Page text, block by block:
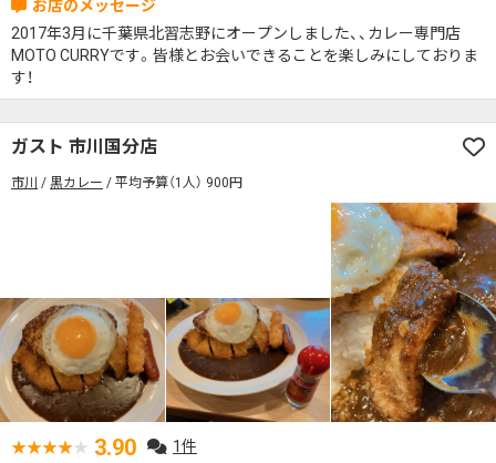
テラス席ペット可 子連れ・赤ちゃんOK
カレー専門店 辛さが選べるお店
キッズメニューあり ポイント貯まる・使える
カード決済可
#本日のカレー見た！で特典あり
デリバリー対応
カウンター席あり テーブル席あり テラス席あり
検索する
2017年3月に千葉県北習志野にオープンしました、、カレー専門店
MOTO CURRYです。皆様とお会いできることを楽しみにしておりま
す！
ガスト 市川国分店
市川 黒カレー 平均予算（1人） 900円
3.90 1件